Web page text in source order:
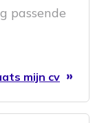
passende
mijn cv